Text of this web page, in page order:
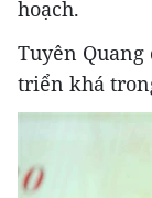
hoạch.
Tuyên
triển khá